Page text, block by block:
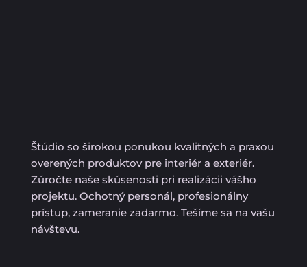
Štúdio so širokou ponukou kvalitných a praxou
overených produktov pre interiér a exteriér.
Zúročte naše skúsenosti pri realizácii vášho
projektu. Ochotný personál, profesionálny
prístup, zameranie zadarmo. Tešíme sa na vašu
návštevu.